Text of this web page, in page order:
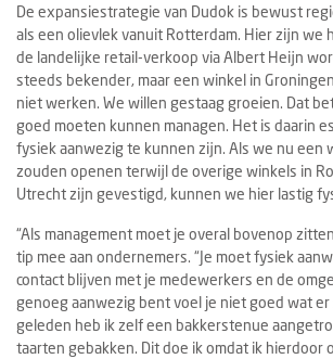
De expansiestrategie van Dudok is bewust
als een olievlek vanuit Rotterdam. Hier zijn we
de landelijke retail-verkoop via Albert Heijn
steeds bekender, maar een winkel in
niet werken. We willen gestaag groeien. Dat
goed moeten kunnen managen. Het is daarin
fysiek aanwezig te kunnen zijn. Als we nu een
zouden openen terwijl de overige winkels in
Utrecht zijn gevestigd, kunnen we hier lastig
“Als management moet je overal bovenop
tip mee aan ondernemers. “Je moet fysiek
contact blijven met je medewerkers en de
genoeg aanwezig bent voel je niet goed wat er
geleden heb ik zelf een bakkerstenue
taarten gebakken. Dit doe ik omdat ik hierdoor